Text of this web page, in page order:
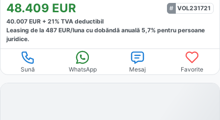
48.409 EUR
VOL231721
40.007 EUR + 21% TVA deductibil
Leasing de la 487 EUR/luna cu dobăndă anuală 5,7% pentru persoane
juridice.
Sună WhatsApp Mesaj Favorite